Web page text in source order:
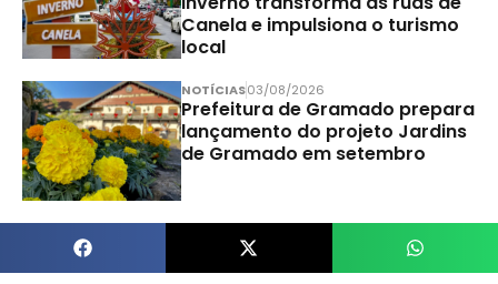
Canela e impulsiona o turismo
local
NOTÍCIAS03/08/2026
Prefeitura de Gramado prepara
lançamento do projeto Jardins
de Gramado em setembro